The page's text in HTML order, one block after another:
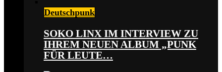
Deutschpunk
SOKO LINX IM INTERVIEW ZU
IHREM NEUEN ALBUM „PUNK
FÜR LEUTE…